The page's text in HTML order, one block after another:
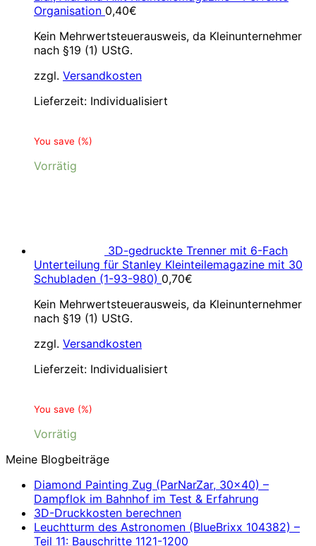
Organisation 0,40€
Kein Mehrwertsteuerausweis, da Kleinunternehmer
nach §19 (1) UStG.
zzgl. Versandkosten
Lieferzeit: Individualisiert
You save (%)
Vorrätig
3D-gedruckte Trenner mit 6-Fach
Unterteilung für Stanley Kleinteilemagazine mit 30
Schubladen (1-93-980) 0,70€
Kein Mehrwertsteuerausweis, da Kleinunternehmer
nach §19 (1) UStG.
zzgl. Versandkosten
Lieferzeit: Individualisiert
You save (%)
Vorrätig
Meine Blogbeiträge
Diamond Painting Zug (ParNarZar, 30×40) –
Dampflok im Bahnhof im Test & Erfahrung
3D-Druckkosten berechnen
Leuchtturm des Astronomen (BlueBrixx 104382) –
Teil 11: Bauschritte 1121-1200